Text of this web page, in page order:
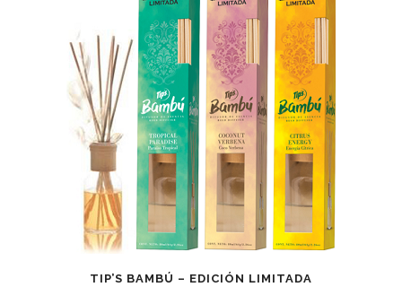
TIP’S BAMBÚ – EDICIÓN LIMITADA